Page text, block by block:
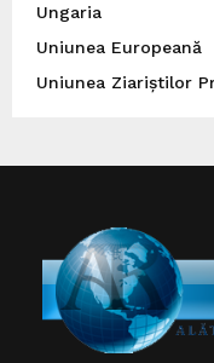
Ungaria
Uniunea Europeană
Uniunea Ziariștilor